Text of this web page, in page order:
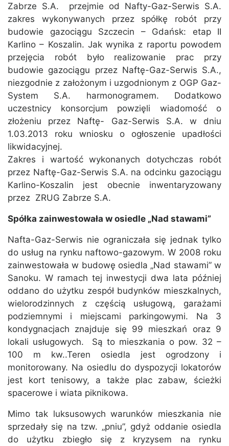
Zabrze S.A. przejmie od Nafty-Gaz-Serwis S.A.
zakres wykonywanych przez spółkę robót przy
budowie gazociągu Szczecin – Gdańsk: etap II
Karlino – Koszalin. Jak wynika z raportu powodem
przejęcia robót było realizowanie prac przy
budowie gazociągu przez Naftę-Gaz-Serwis S.A.,
niezgodnie z założonym i uzgodnionym z OGP Gaz-
System S.A. harmonogramem. Dodatkowo
uczestnicy konsorcjum powzięli wiadomość o
złożeniu przez Naftę- Gaz-Serwis S.A. w dniu
1.03.2013 roku wniosku o ogłoszenie upadłości
likwidacyjnej.
Zakres i wartość wykonanych dotychczas robót
przez Naftę-Gaz-Serwis S.A. na odcinku gazociągu
Karlino-Koszalin jest obecnie inwentaryzowany
przez ZRUG Zabrze S.A.
Spółka zainwestowała w osiedle „Nad stawami”
Nafta-Gaz-Serwis nie ograniczała się jednak tylko
do usług na rynku naftowo-gazowym. W 2008 roku
zainwestowała w budowę osiedla „Nad stawami” w
Sanoku. W ramach tej inwestycji dwa lata później
oddano do użytku zespół budynków mieszkalnych,
wielorodzinnych z częścią usługową, garażami
podziemnymi i miejscami parkingowymi. Na 3
kondygnacjach znajduje się 99 mieszkań oraz 9
lokali usługowych. Są to mieszkania o pow. 32 –
100 m kw..Teren osiedla jest ogrodzony i
monitorowany. Na osiedlu do dyspozycji lokatorów
jest kort tenisowy, a także plac zabaw, ścieżki
spacerowe i wiata piknikowa.
Mimo tak luksusowych warunków mieszkania nie
sprzedały się na tzw. „pniu”, gdyż oddanie osiedla
do użytku zbiegło się z kryzysem na rynku